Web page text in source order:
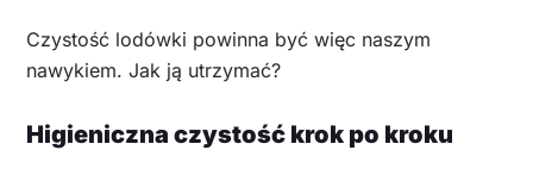
Czystość lodówki powinna być więc naszym
nawykiem. Jak ją utrzymać?
Higieniczna czystość krok po kroku